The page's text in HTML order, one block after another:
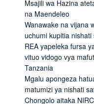
Msajili wa Hazina
na Maendeleo
Wanawake na vijana
uchumi kupitia nishati
REA yapeleka fursa
vituo vidogo vya
Tanzania
Mgalu apongeza
matumizi ya nishati
Chongolo aitaka